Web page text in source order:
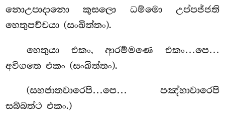
නොඋපාදානො කුසලො ධම්මො උප්පජ්ජති
හෙතුපච්චයා (සංඛිත්තං).
හෙතුයා එකං, ආරම්මණෙ එකං…පෙ…
අවිගතෙ එකං (සංඛිත්තං).
(සහජාතවාරෙපි…පෙ… පඤ්හාවාරෙපි
සබ්බත්ථ එකං.)